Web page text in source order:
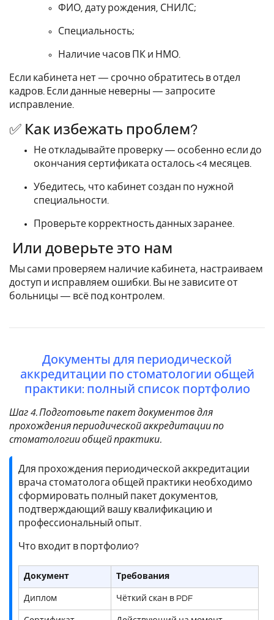
ФИО, дату рождения, СНИЛС;
Специальность;
Наличие часов ПК и НМО.
Если кабинета нет — срочно обратитесь в отдел
кадров. Если данные неверны — запросите
исправление.
✅ Как избежать проблем?
Не откладывайте проверку — особенно если до
окончания сертификата осталось <4 месяцев.
Убедитесь, что кабинет создан по нужной
специальности.
Проверьте корректность данных заранее.
Или доверьте это нам
Мы сами проверяем наличие кабинета, настраиваем
доступ и исправляем ошибки. Вы не зависите от
больницы — всё под контролем.
Документы для периодической
аккредитации по стоматологии общей
практики: полный список портфолио
Шаг 4. Подготовьте пакет документов для
прохождения периодической аккредитации по
стоматологии общей практики.
Для прохождения периодической аккредитации
врача стоматолога общей практики необходимо
сформировать полный пакет документов,
подтверждающий вашу квалификацию и
профессиональный опыт.
Что входит в портфолио?
Документ Требования
Диплом Чёткий скан в PDF